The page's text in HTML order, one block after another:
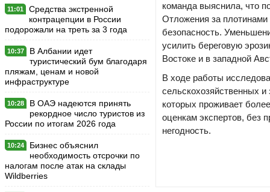
11:01
Средства экстренной
контрацепции в России
подорожали на треть за 3 года
10:37
В Албании идет
туристический бум благодаря
пляжам, ценам и новой
инфраструктуре
10:28
В ОАЭ надеются принять
рекордное число туристов из
России по итогам 2026 года
10:24
Бизнес объяснил
необходимость отсрочки по
налогам после атак на склады
Wildberries
команда выяснила, что
Отложения за плотинами
безопасность.
усилить береговую
Востоке и в западной
В ходе работы
сельскохозяйственных
которых проживает
оценкам экспертов, без
негодность.